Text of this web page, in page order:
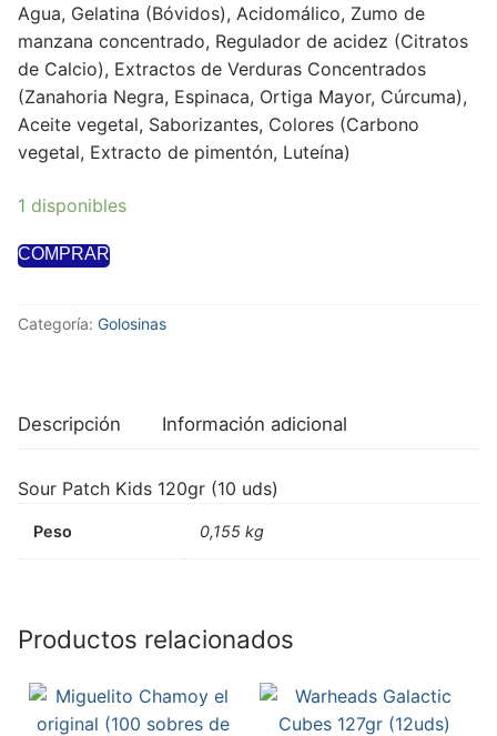
Agua, Gelatina (Bóvidos), Acidomálico, Zumo de
manzana concentrado, Regulador de acidez (Citratos
de Calcio), Extractos de Verduras Concentrados
(Zanahoria Negra, Espinaca, Ortiga Mayor, Cúrcuma),
Aceite vegetal, Saborizantes, Colores (Carbono
vegetal, Extracto de pimentón, Luteína)
1 disponibles
COMPRAR
Categoría: Golosinas
Descripción Información adicional
Sour Patch Kids 120gr (10 uds)
Peso 0,155 kg
Productos relacionados